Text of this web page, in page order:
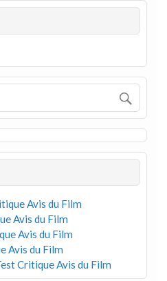
Avis du Film
Avis du Film
Avis du Film
Avis du Film
Critique Avis du Film